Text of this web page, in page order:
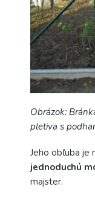
Obrázok:
pletiva s
Jeho obľuba je
jednoduchú
majster.